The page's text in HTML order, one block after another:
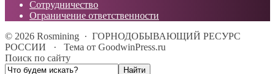
Сотрудничество
Ограничение ответственности
© 2026 Rosmining · ГОРНОДОБЫВАЮЩИЙ РЕСУРС
РОССИИ
· Тема от GoodwinPress.ru
Поиск по сайту